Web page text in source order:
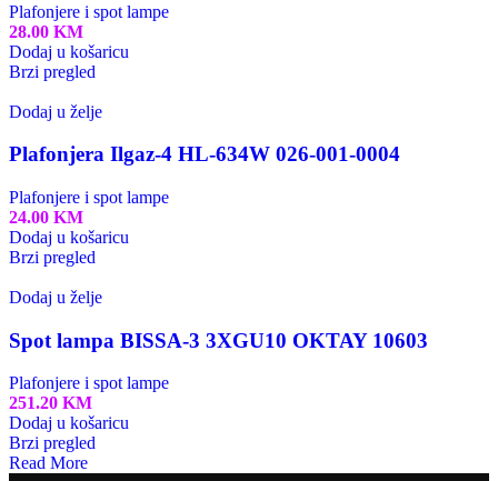
Plafonjere i spot lampe
28.00 KM
Dodaj u košaricu
Brzi pregled
Dodaj u želje
Plafonjera Ilgaz-4 HL-634W 026-001-0004
Plafonjere i spot lampe
24.00 KM
Dodaj u košaricu
Brzi pregled
Dodaj u želje
Spot lampa BISSA-3 3XGU10 OKTAY 10603
Plafonjere i spot lampe
251.20 KM
Dodaj u košaricu
Brzi pregled
Read More